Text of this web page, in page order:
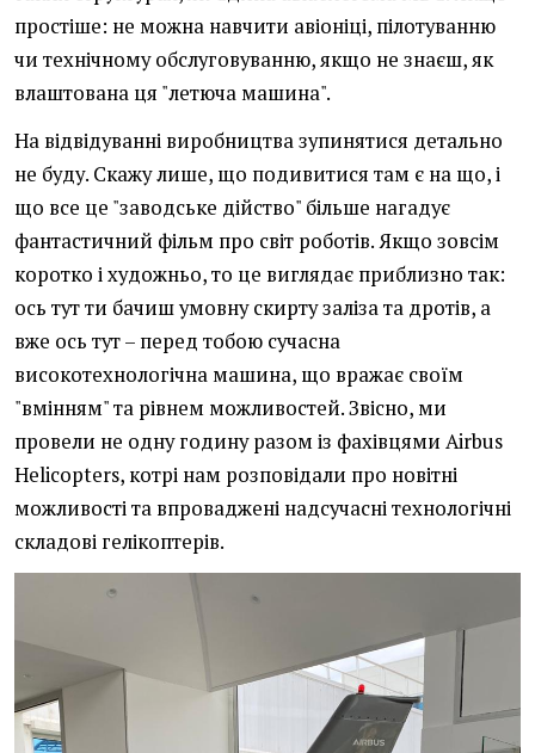
простіше: не можна навчити авіоніці, пілотуванню
чи технічному обслуговуванню, якщо не знаєш, як
влаштована ця "летюча машина".
На відвідуванні виробництва зупинятися детально
не буду. Скажу лише, що подивитися там є на що, і
що все це "заводське дійство" більше нагадує
фантастичний фільм про світ роботів. Якщо зовсім
коротко і художньо, то це виглядає приблизно так:
ось тут ти бачиш умовну скирту заліза та дротів, а
вже ось тут – перед тобою сучасна
високотехнологічна машина, що вражає своїм
"вмінням" та рівнем можливостей. Звісно, ми
провели не одну годину разом із фахівцями Airbus
Helicopters, котрі нам розповідали про новітні
можливості та впроваджені надсучасні технологічні
складові гелікоптерів.